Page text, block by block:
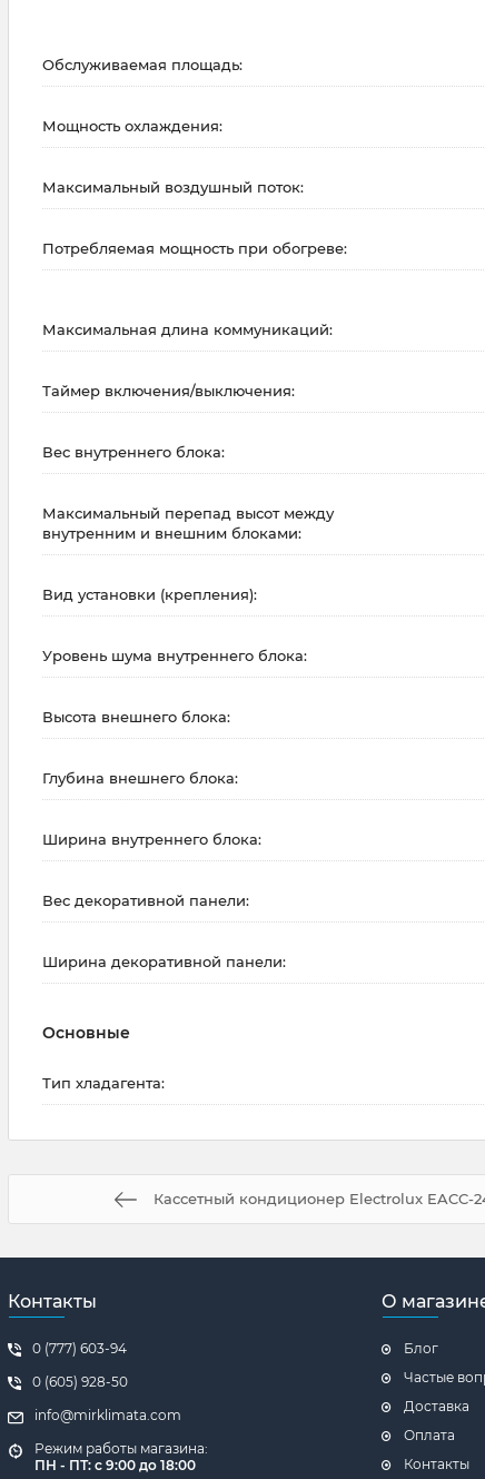
Обслуживаемая площадь:
Мощность охлаждения:
Максимальный воздушный поток:
Потребляемая мощность при обогреве:
Максимальная длина коммуникаций:
Таймер включения/выключения:
Вес внутреннего блока:
Максимальный перепад высот между
внутренним и внешним блоками:
Вид установки (крепления):
Уровень шума внутреннего блока:
Высота внешнего блока:
Глубина внешнего блока:
Ширина внутреннего блока:
Вес декоративной панели:
Ширина декоративной панели:
Основные
Тип хладагента:
Кассетный кондиционер Electrolux EACC-
Контакты
0 (777) 603-94
0 (605) 928-50
info@mirklimata.com
Режим работы магазина:
ПН - ПТ: с 9:00 до 18:00
О
Блог
Частые
Доставка
Оплата
Контакты